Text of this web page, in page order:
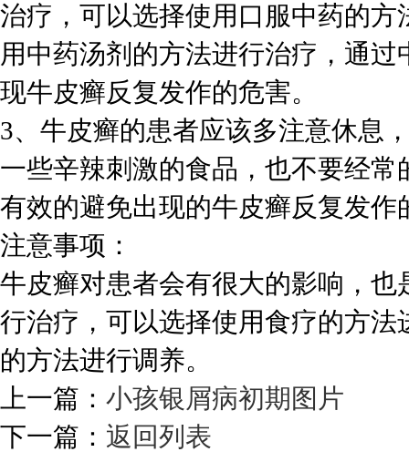
治疗，可以选择使用口服中药的
用中药汤剂的方法进行治疗，通
现牛皮癣反复发作的危害。
3、牛皮癣的患者应该多注意休息
一些辛辣刺激的食品，也不要经
有效的避免出现的牛皮癣反复发
注意事项：
牛皮癣对患者会有很大的影响，
行治疗，可以选择使用食疗的方
的方法进行调养。
上一篇： 小孩银屑病初期图片
下一篇： 返回列表